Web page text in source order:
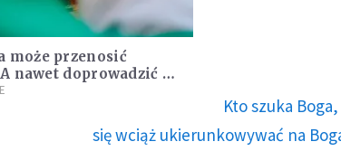
może przenosić
nawet doprowadzić do
Kto szuka
się wciąż ukierunkowywać na